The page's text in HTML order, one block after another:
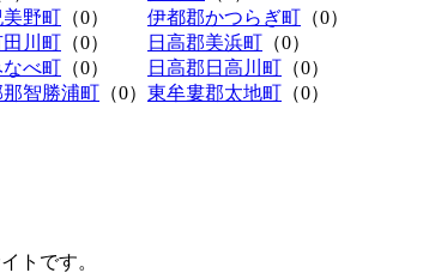
野町 （0） 伊都郡かつらぎ町 （0）
川町 （0） 日高郡美浜町 （0）
なべ町 （0） 日高郡日高川町 （0）
智勝浦町 （0） 東牟婁郡太地町 （0）
トです。